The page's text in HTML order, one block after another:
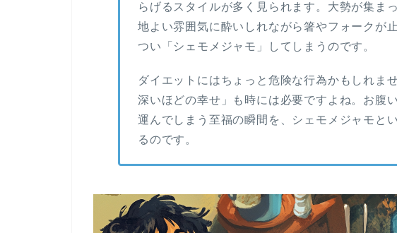
らげるスタイルが多く見られます。大勢が集ま
地よい雰囲気に酔いしれながら箸やフォークが
つい「シェモメジャモ」してしまうのです。
ダイエットにはちょっと危険な行為かもしれま
深いほどの幸せ」も時には必要ですよね。お腹
運んでしまう至福の瞬間を、シェモメジャモと
るのです。